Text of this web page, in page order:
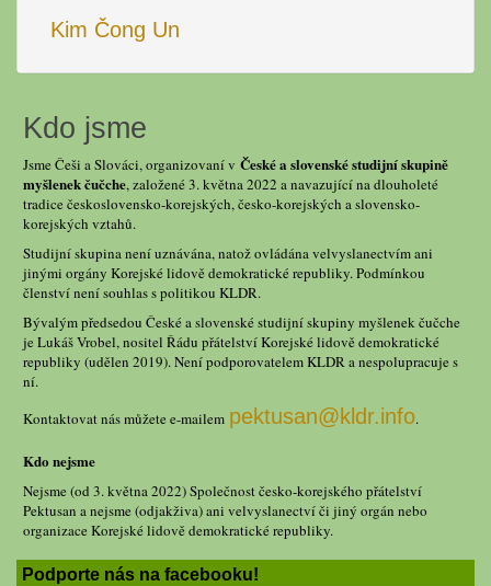
Kim Čong Un
Kdo jsme
Jsme Češi a Slováci, organizovaní v České a slovenské studijní skupině
myšlenek čučche, založené 3. května 2022 a navazující na dlouholeté
tradice československo-korejských, česko-korejských a slovensko-
korejských vztahů.
Studijní skupina není uznávána, natož ovládána velvyslanectvím ani
jinými orgány Korejské lidově demokratické republiky. Podmínkou
členství není souhlas s politikou KLDR.
Bývalým předsedou České a slovenské studijní skupiny myšlenek čučche
je Lukáš Vrobel, nositel Řádu přátelství Korejské lidově demokratické
republiky (udělen 2019). Není podporovatelem KLDR a nespolupracuje s
ní.
Kontaktovat nás můžete e-mailem pektusan@kldr.info.
Kdo nejsme
Nejsme (od 3. května 2022) Společnost česko-korejského přátelství
Pektusan a nejsme (odjakživa) ani velvyslanectví či jiný orgán nebo
organizace Korejské lidově demokratické republiky.
Podporte nás na facebooku!